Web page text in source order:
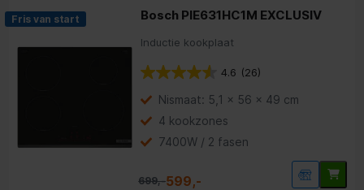
Fris van start Bosch PIE631HC1M EXCLUSIV
Inductie kookplaat
4.6 (26)
Nismaat: 5,1 x 56 x 49 cm
4 kookzones
7400W / 2 fasen
699,-599,-